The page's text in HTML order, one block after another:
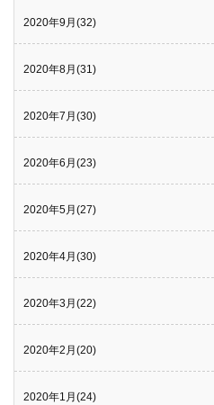
2020年9月(32)
2020年8月(31)
2020年7月(30)
2020年6月(23)
2020年5月(27)
2020年4月(30)
2020年3月(22)
2020年2月(20)
2020年1月(24)